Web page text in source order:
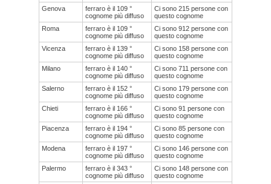
Genova
ferraro è il 109 °
cognome più diffuso
Ci sono 215 persone con
questo cognome
Roma
ferraro è il 109 °
cognome più diffuso
Ci sono 912 persone con
questo cognome
Vicenza
ferraro è il 139 °
cognome più diffuso
Ci sono 158 persone con
questo cognome
Milano
ferraro è il 140 °
cognome più diffuso
Ci sono 711 persone con
questo cognome
Salerno
ferraro è il 152 °
cognome più diffuso
Ci sono 179 persone con
questo cognome
Chieti
ferraro è il 166 °
cognome più diffuso
Ci sono 91 persone con
questo cognome
Piacenza
ferraro è il 194 °
cognome più diffuso
Ci sono 85 persone con
questo cognome
Modena
ferraro è il 197 °
cognome più diffuso
Ci sono 146 persone con
questo cognome
Palermo
ferraro è il 343 °
cognome più diffuso
Ci sono 148 persone con
questo cognome